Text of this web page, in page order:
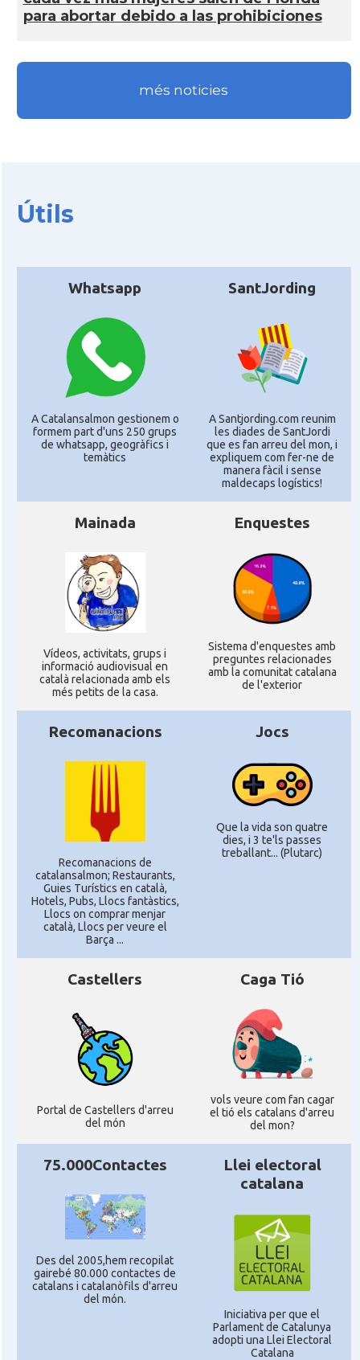
para abortar debido a las prohibiciones
més noticies
Útils
Whatsapp
A Catalansalmon gestionem o
formem part d'uns 250 grups
de whatsapp, geogràfics i
temàtics
SantJording
A Santjording.com reunim
les diades de SantJordi
que es fan arreu del mon, i
expliquem com fer-ne de
manera fàcil i sense
maldecaps logí­stics!
Mainada
Ví­deos, activitats, grups i
informació audiovisual en
català relacionada amb els
més petits de la casa.
Enquestes
Sistema d'enquestes amb
preguntes relacionades
amb la comunitat catalana
de l'exterior
Recomanacions
Recomanacions de
catalansalmon; Restaurants,
Guies Turístics en català,
Hotels, Pubs, Llocs fantàstics,
Llocs on comprar menjar
català, Llocs per veure el
Barça ...
Jocs
Que la vida son quatre
dies, i 3 te'ls passes
treballant... (Plutarc)
Castellers
Portal de Castellers d'arreu
del món
Caga Tió
vols veure com fan cagar
el tió els catalans d'arreu
del mon?
75.000Contactes
Des del 2005,hem recopilat
gairebé 80.000 contactes de
catalans i catalanòfils d'arreu
del món.
Llei electoral
catalana
Iniciativa per que el
Parlament de Catalunya
adopti una Llei Electoral
Catalana